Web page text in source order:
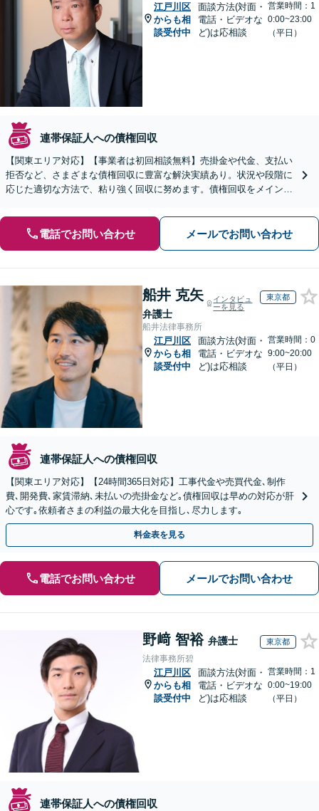
江戸川区
からも相
談受付中
面談方法(対面・
電話・ビデオな
ど)は応相談
営業時間：1
0:00~23:00
（平日）
連帯保証人への債権回収
【関東エリア対応】【事業者は初回相談無料】売掛金や代金、支払い
拒否など、さまざまな債権回収に豊富な解決実績あり。状況や段階に
応じた適切な方法で、粘り強く回収に努めます。債権回収をメインと
電話でお問い合わせ メールでお問い合わせ
船井 克矢
弁護士
インタビュ
ーを見る
東京都
船井法律事務所
江戸川区
からも相
談受付中
面談方法(対面・
電話・ビデオな
ど)は応相談
営業時間：0
9:00~20:00
（平日）
連帯保証人への債権回収
【関東エリア対応】【24時間365日対応】工事代金や売買代金､制作
費､開発費､家賃滞納､未払いの売掛金など｡債権回収は早めの対応が肝
心です｡依頼者さまの利益の最大化を目指し､尽力します｡
料金表を見る
電話でお問い合わせ メールでお問い合わせ
野﨑 智裕 弁護士 東京都
法律事務所碧
江戸川区
からも相
談受付中
面談方法(対面・
電話・ビデオな
ど)は応相談
営業時間：1
0:00~19:00
（平日）
連帯保証人への債権回収